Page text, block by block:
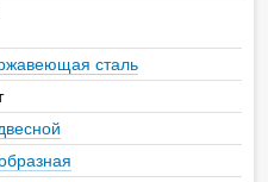
сталь